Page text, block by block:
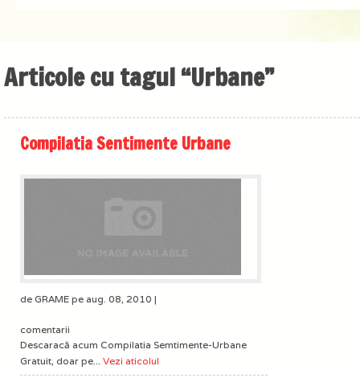
Articole cu tagul “Urbane”
Compilatia Sentimente Urbane
de GRAME pe aug. 08, 2010 |
comentarii
Descaracă acum Compilatia Semtimente-Urbane
Gratuit, doar pe... Vezi aticolul